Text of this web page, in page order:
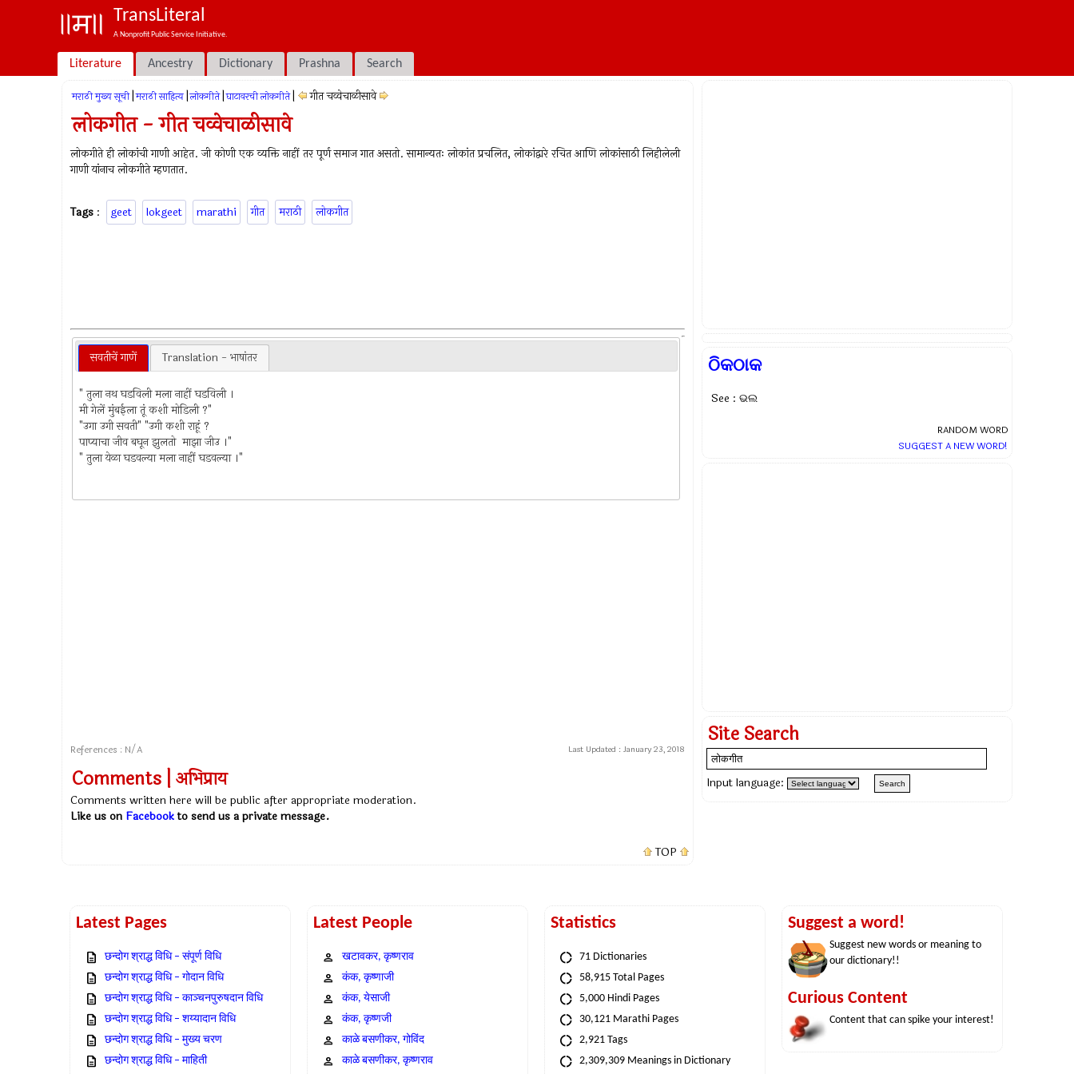
TransLiteral
A Nonprofit Public Service Initiative.
Literature Ancestry Dictionary Prashna Search
मराठी मुख्य सूची मराठी साहित्य लोकगीते घाटावरची लोकगीते गीत चव्वेचाळीसावे
लोकगीत - गीत चव्वेचाळीसावे
लोकगीते ही लोकांची गाणी आहेत. जी कोणी एक व्यक्ति नाहीं तर पूर्ण समाज गात असतो. सामान्यतः लोकांत प्रचलित, लोकांद्वारे रचित आणि लोकांसाठी लिहीलेली
गाणी यांनाच लोकगीते म्हणतात.
Tags : geet lokgeet marathi गीत मराठी लोकगीत
सवतीचें गाणें Translation - भाषांतर
" तुला नथ घडविली मला नाहीं घडविली ।
मी गेलें मुंबईला तूं कशी मोडिली ?"
"उगा उगी सवती" "उगी कशी राहूं ?
पाप्याचा जीव बघून झुलतो माझा जीउ ।"
" तुला येळा घडवल्या मला नाहीं घडवल्या ।"
References : N/A Last Updated : January 23, 2018
Comments | अभिप्राय
Comments written here will be public after appropriate moderation.
Like us on Facebookto send us a private message.
TOP
ଠିକଠାକ
See : ଭଲ
RANDOM WORD
SUGGEST A NEW WORD!
Site Search
Input language:
Latest Pages
छन्दोग श्राद्ध विधि – संपूर्ण विधि
छन्दोग श्राद्ध विधि – गोदान विधि
छन्दोग श्राद्ध विधि – काञ्चनपुरुषदान विधि
छन्दोग श्राद्ध विधि – शय्यादान विधि
छन्दोग श्राद्ध विधि – मुख्य चरण
छन्दोग श्राद्ध विधि – माहिती
Latest People
खटावकर, कृष्णराव
कंक, कृष्णाजी
कंक, येसाजी
कंक, कृष्णजी
काळे बसणीकर, गोविंद
काळे बसणीकर, कृष्णराव
Statistics
71 Dictionaries
58,915 Total Pages
5,000 Hindi Pages
30,121 Marathi Pages
2,921 Tags
2,309,309 Meanings in Dictionary
Suggest a word!
Suggest new words or meaning to
our dictionary!!
Curious Content
Content that can spike your interest!